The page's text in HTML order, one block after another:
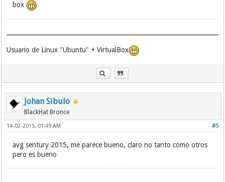
box
Usuario de Linux "Ubuntu" + VirtualBox
Johan Sibulo
BlackHat Bronce
#5
14-02-2015, 01:49 AM
avg sentury 2015, me parece bueno, claro no tanto como otros
pero es bueno